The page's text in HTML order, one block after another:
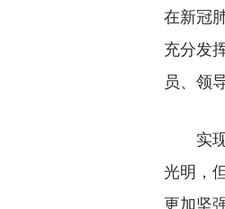
在新冠
充分发
员、领
实现
光明，
更加坚